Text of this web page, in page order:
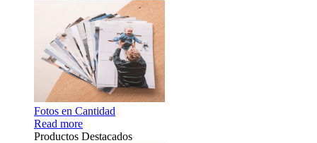
Fotos en Cantidad
Read more
Productos Destacados